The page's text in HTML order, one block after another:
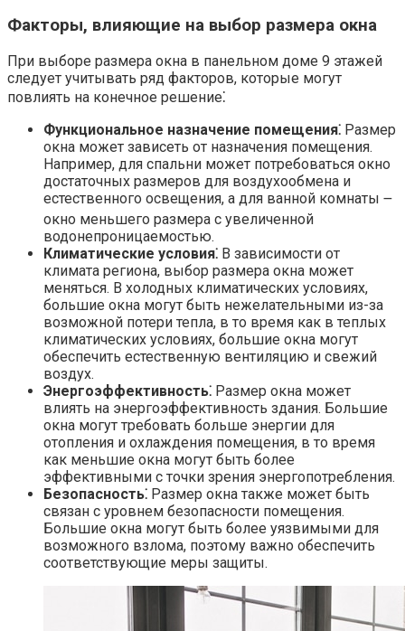
Факторы, влияющие на выбор размера окна
При выборе размера окна в панельном доме 9 этажей
следует учитывать ряд факторов, которые могут
повлиять на конечное решение⁚
Функциональное назначение помещения⁚ Размер
окна может зависеть от назначения помещения.
Например, для спальни может потребоваться окно
достаточных размеров для воздухообмена и
естественного освещения, а для ванной комнаты ౼
окно меньшего размера с увеличенной
водонепроницаемостью.​
Климатические условия⁚ В зависимости от
климата региона, выбор размера окна может
меняться.​ В холодных климатических условиях,
большие окна могут быть нежелательными из-за
возможной потери тепла, в то время как в теплых
климатических условиях, большие окна могут
обеспечить естественную вентиляцию и свежий
воздух.​
Энергоэффективность⁚ Размер окна может
влиять на энергоэффективность здания.​ Большие
окна могут требовать больше энергии для
отопления и охлаждения помещения, в то время
как меньшие окна могут быть более
эффективными с точки зрения энергопотребления.​
Безопасность⁚ Размер окна также может быть
связан с уровнем безопасности помещения.​
Большие окна могут быть более уязвимыми для
возможного взлома, поэтому важно обеспечить
соответствующие меры защиты.​